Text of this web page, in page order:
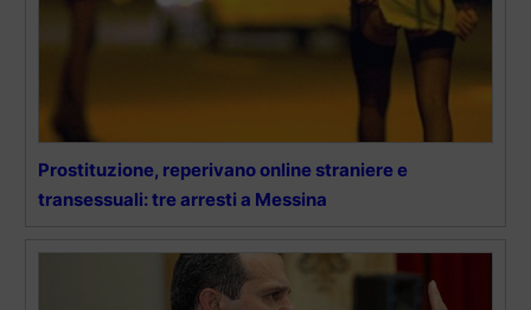
Prostituzione, reperivano online straniere e
transessuali: tre arresti a Messina